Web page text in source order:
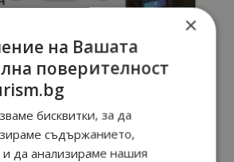
×
на Вашата
поверителност
бисквитки, за да
съдържанието,
и да анализираме нашия